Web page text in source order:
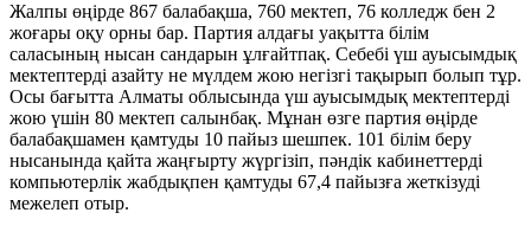
Жалпы өңірде 867 балабақша, 760 мектеп, 76 колледж бен 2
жоғары оқу орны бар. Партия алдағы уақытта білім
саласының нысан сандарын ұлғайтпақ. Себебі үш ауысымдық
мектептерді азайту не мүлдем жою негізгі тақырып болып тұр.
Осы бағытта Алматы облысында үш ауысымдық мектептерді
жою үшін 80 мектеп салынбақ. Мұнан өзге партия өңірде
балабақшамен қамтуды 10 пайыз шешпек. 101 білім беру
нысанында қайта жаңғырту жүргізіп, пәндік кабинеттерді
компьютерлік жабдықпен қамтуды 67,4 пайызға жеткізуді
межелеп отыр.